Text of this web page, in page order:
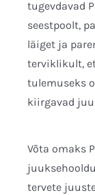
tugevdavad
seestpoolt,
läiget ja
terviklikult,
tulemuseks
kiirgavad
Võta omaks
tervete